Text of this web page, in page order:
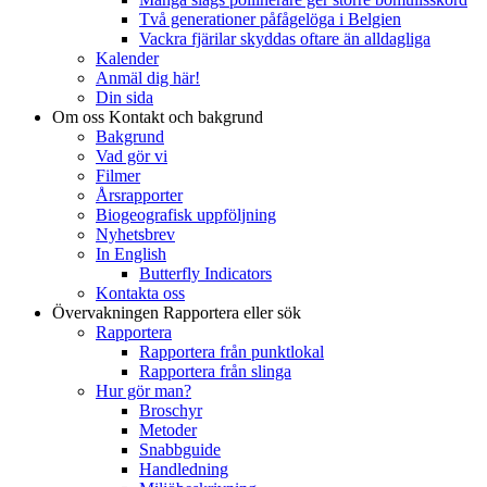
Två generationer påfågelöga i Belgien
Vackra fjärilar skyddas oftare än alldagliga
Kalender
Anmäl dig här!
Din sida
Om oss Kontakt och bakgrund
Bakgrund
Vad gör vi
Filmer
Årsrapporter
Biogeografisk uppföljning
Nyhetsbrev
In English
Butterfly Indicators
Kontakta oss
Övervakningen Rapportera eller sök
Rapportera
Rapportera från punktlokal
Rapportera från slinga
Hur gör man?
Broschyr
Metoder
Snabbguide
Handledning